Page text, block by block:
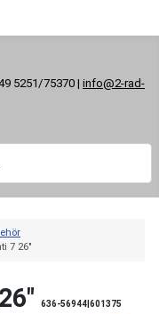
5251/75370 | info@2-rad-
7 26"
636-56944|601375